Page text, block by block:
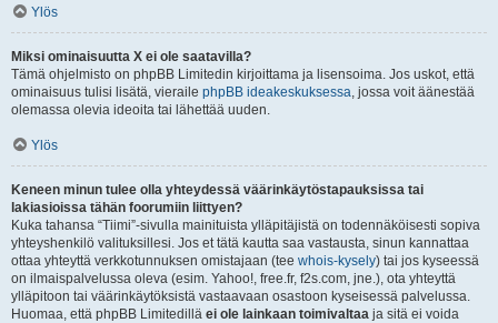
Ylös
Miksi ominaisuutta X ei ole saatavilla?
Tämä ohjelmisto on phpBB Limitedin kirjoittama ja lisensoima. Jos uskot, että
ominaisuus tulisi lisätä, vieraile phpBB ideakeskuksessa, jossa voit äänestää
olemassa olevia ideoita tai lähettää uuden.
Ylös
Keneen minun tulee olla yhteydessä väärinkäytöstapauksissa tai
lakiasioissa tähän foorumiin liittyen?
Kuka tahansa “Tiimi”-sivulla mainituista ylläpitäjistä on todennäköisesti sopiva
yhteyshenkilö valituksillesi. Jos et tätä kautta saa vastausta, sinun kannattaa
ottaa yhteyttä verkkotunnuksen omistajaan (tee whois-kysely) tai jos kyseessä
on ilmaispalvelussa oleva (esim. Yahoo!, free.fr, f2s.com, jne.), ota yhteyttä
ylläpitoon tai väärinkäytöksistä vastaavaan osastoon kyseisessä palvelussa.
Huomaa, että phpBB Limitedillä ei ole lainkaan toimivaltaa ja sitä ei voida